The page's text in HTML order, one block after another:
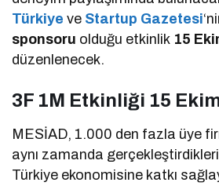
Türkiye ve Startup Gazetesi
sponsoru olduğu etkinlik 15
düzenlenecek.
3F 1M Etkinliği 15
MESİAD, 1.000 den fazla üye
aynı zamanda
Türkiye ekonomisine katkı